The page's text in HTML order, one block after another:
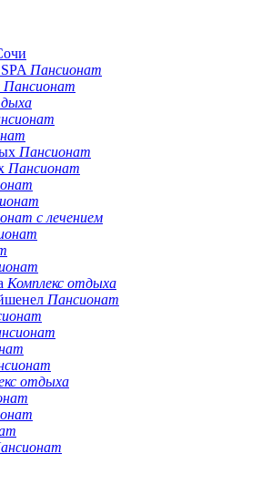
Пансионат
Пансионат
Пансионат
Пансионат
с лечением
Комплекс отдыха
Пансионат
отдыха